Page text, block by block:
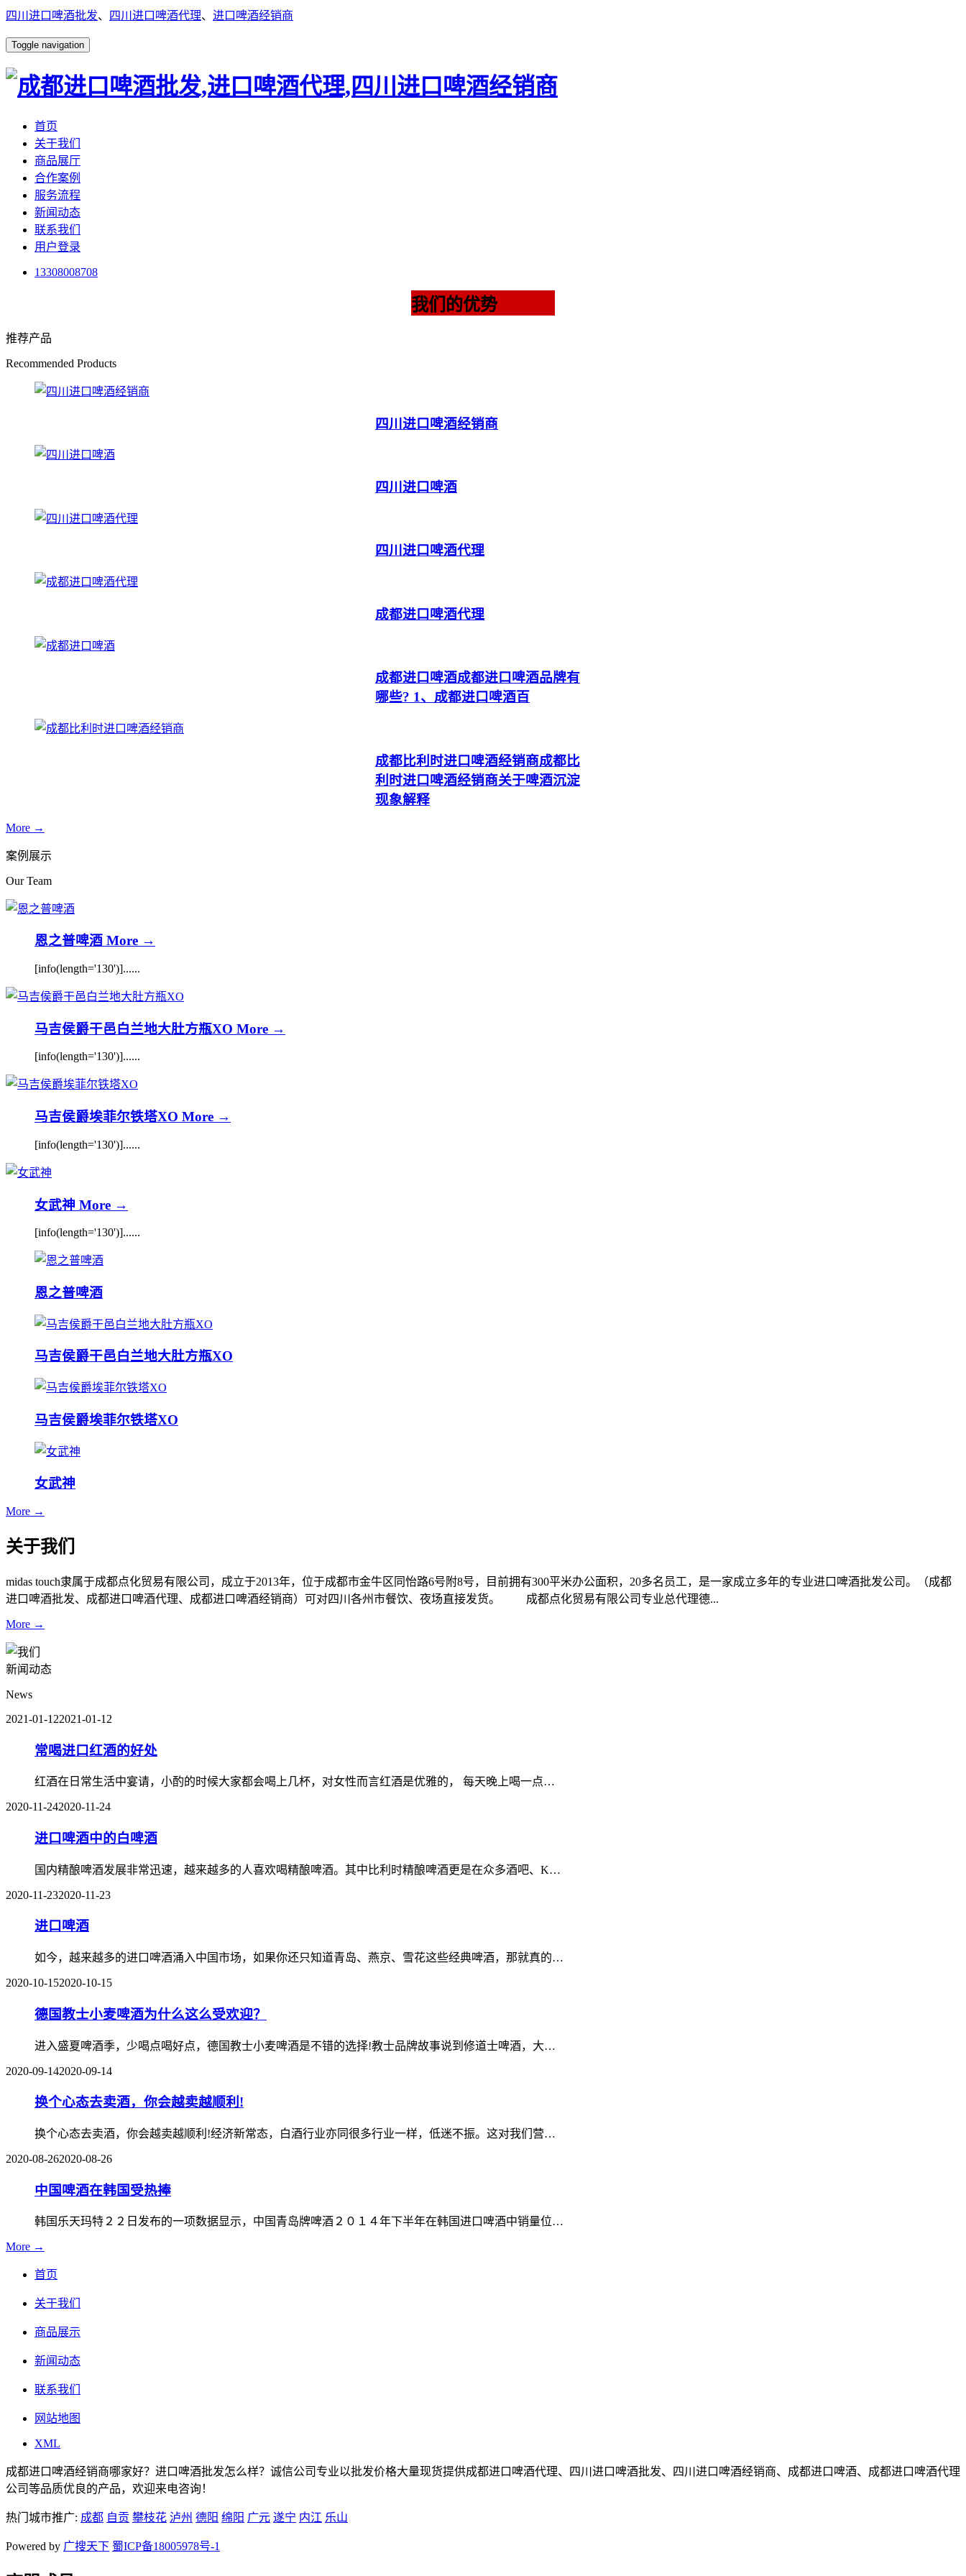
四川进口啤酒批发、 四川进口啤酒代理、 进口啤酒经销商
Toggle navigation
首页
关于我们
商品展厅
合作案例
服务流程
新闻动态
联系我们
用户登录
13308008708
我们的优势
推荐产品
Recommended Products
四川进口啤酒经销商
四川进口啤酒
四川进口啤酒代理
成都进口啤酒代理
成都进口啤酒成都进口啤酒品牌有
哪些? 1、成都进口啤酒百
成都比利时进口啤酒经销商成都比
利时进口啤酒经销商关于啤酒沉淀
现象解释
More →
案例展示
Our Team
恩之普啤酒 More →
[info(length='130')]......
马吉侯爵干邑白兰地大肚方瓶XO More →
[info(length='130')]......
马吉侯爵埃菲尔铁塔XO More →
[info(length='130')]......
女武神 More →
[info(length='130')]......
恩之普啤酒
马吉侯爵干邑白兰地大肚方瓶XO
马吉侯爵埃菲尔铁塔XO
女武神
More →
关于我们
midas touch隶属于成都点化贸易有限公司，成立于2013年，位于成都市金牛区同怡路6号附8号，目前拥有300平米办公面积，20多名员工，是一家成立多年的专业进口啤酒批发公司。（成都
进口啤酒批发、成都进口啤酒代理、成都进口啤酒经销商）可对四川各州市餐饮、夜场直接发货。 成都点化贸易有限公司专业总代理德...
More →
新闻动态
News
2021-01-122021-01-12
常喝进口红酒的好处
红酒在日常生活中宴请，小酌的时候大家都会喝上几杯，对女性而言红酒是优雅的， 每天晚上喝一点…
2020-11-242020-11-24
进口啤酒中的白啤酒
国内精酿啤酒发展非常迅速，越来越多的人喜欢喝精酿啤酒。其中比利时精酿啤酒更是在众多酒吧、K…
2020-11-232020-11-23
进口啤酒
如今，越来越多的进口啤酒涌入中国市场，如果你还只知道青岛、燕京、雪花这些经典啤酒，那就真的…
2020-10-152020-10-15
德国教士小麦啤酒为什么这么受欢迎？
进入盛夏啤酒季，少喝点喝好点，德国教士小麦啤酒是不错的选择!教士品牌故事说到修道士啤酒，大…
2020-09-142020-09-14
换个心态去卖酒，你会越卖越顺利!
换个心态去卖酒，你会越卖越顺利!经济新常态，白酒行业亦同很多行业一样，低迷不振。这对我们营…
2020-08-262020-08-26
中国啤酒在韩国受热捧
韩国乐天玛特２２日发布的一项数据显示，中国青岛牌啤酒２０１４年下半年在韩国进口啤酒中销量位…
More →
首页
关于我们
商品展示
新闻动态
联系我们
网站地图
XML
成都进口啤酒经销商哪家好？进口啤酒批发怎么样？诚信公司专业以批发价格大量现货提供成都进口啤酒代理、四川进口啤酒批发、四川进口啤酒经销商、成都进口啤酒、成都进口啤酒代理
公司等品质优良的产品，欢迎来电咨询！
热门城市推广: 成都 自贡 攀枝花 泸州 德阳 绵阳 广元 遂宁 内江 乐山
Powered by 广搜天下 蜀ICP备18005978号-1